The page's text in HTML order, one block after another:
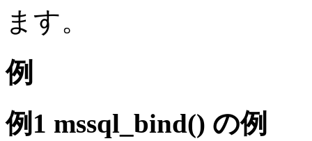
ます。
例
例1 mssql_bind() の例